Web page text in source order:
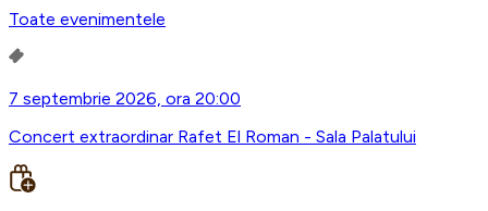
Toate evenimentele
7 septembrie 2026, ora 20:00
Concert extraordinar Rafet El Roman - Sala Palatului